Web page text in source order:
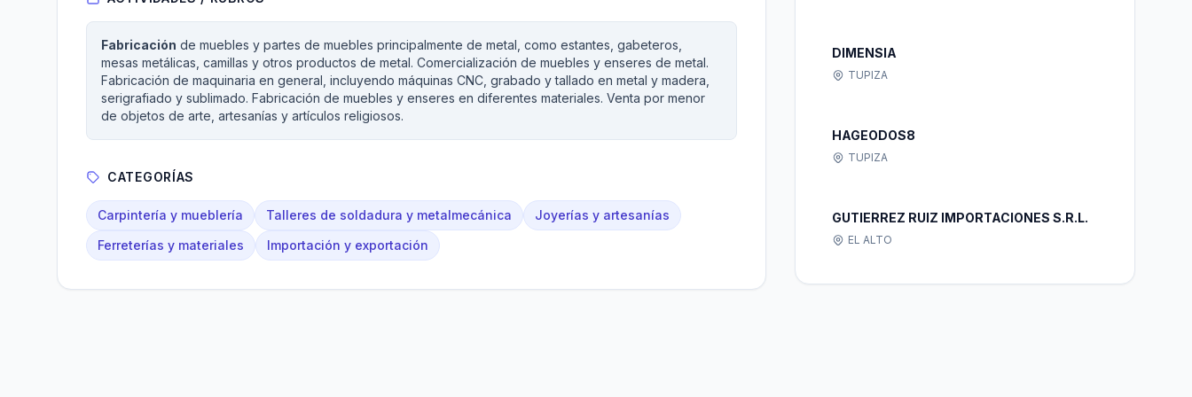
Fabricación de muebles y partes de muebles principalmente de metal, como estantes, gabeteros,
mesas metálicas, camillas y otros productos de metal. Comercialización de muebles y enseres de metal.
Fabricación de maquinaria en general, incluyendo máquinas CNC, grabado y tallado en metal y madera,
serigrafiado y sublimado. Fabricación de muebles y enseres en diferentes materiales. Venta por menor
de objetos de arte, artesanías y artículos religiosos.
CATEGORÍAS
Carpintería y mueblería Talleres de soldadura y metalmecánica
Joyerías y artesanías
Ferreterías y materiales
Importación y exportación
DIMENSIA
TUPIZA
HAGEODOS8
TUPIZA
GUTIERREZ RUIZ IMPORTACIONES S.R.L.
EL ALTO